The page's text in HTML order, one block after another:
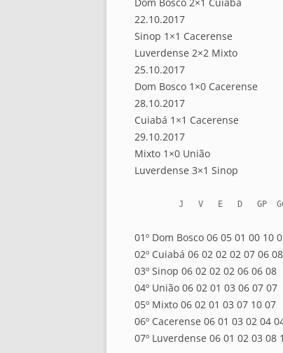
22.10.2017
Sinop 1×1 Cacerense
Luverdense 2×2 Mixto
25.10.2017
Dom Bosco 1×0 Cacerense
28.10.2017
Cuiabá 1×1 Cacerense
29.10.2017
Mixto 1×0 União
Luverdense 3×1 Sinop
J   V   E   D   GP
01º Dom Bosco 06 05 01 00 10
02º Cuiabá 06 02 02 02 07 06 08
03º Sinop 06 02 02 02 06 06 08
04º União 06 02 01 03 06 07 07
05º Mixto 06 02 01 03 07 10 07
06º Cacerense 06 01 03 02 04
07º Luverdense 06 01 02 03 08